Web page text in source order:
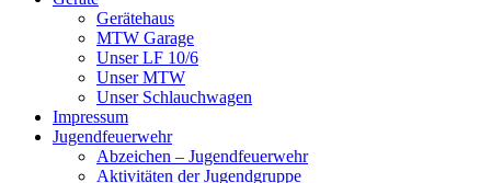
Gerätehaus
MTW Garage
Unser LF 10/6
Unser MTW
Unser Schlauchwagen
Impressum
Jugendfeuerwehr
Abzeichen – Jugendfeuerwehr
Aktivitäten der Jugendgruppe